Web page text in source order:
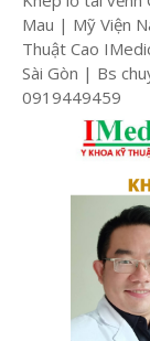
Mau | Mỹ Viện
Thuật Cao
Sài Gòn | Bs
0919449459